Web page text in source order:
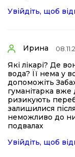
Увійдіть, щоб
Ирина
Які лікарі? Де
вода? Її нема у
допоможіть
гуманітарка вже
ризикують
залишилися
неможливо до
подвалах
Увійдіть, щоб